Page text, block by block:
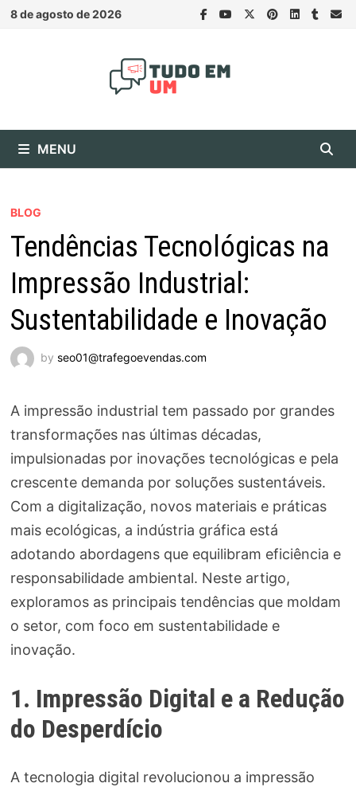
Skip
8 de agosto de 2026
MENU
BLOG
Tendências Tecnológicas na
Impressão Industrial:
Sustentabilidade e Inovação
by seo01@trafegoevendas.com
A impressão industrial tem passado por grandes
transformações nas últimas décadas,
impulsionadas por inovações tecnológicas e pela
crescente demanda por soluções sustentáveis.
Com a digitalização, novos materiais e práticas
mais ecológicas, a indústria gráfica está
adotando abordagens que equilibram eficiência e
responsabilidade ambiental. Neste artigo,
exploramos as principais tendências que moldam
o setor, com foco em sustentabilidade e
inovação.
1. Impressão Digital e a Redução
do Desperdício
A tecnologia digital revolucionou a impressão